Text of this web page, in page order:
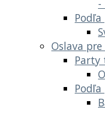
-
Oslava
Party